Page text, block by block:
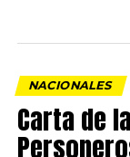
NACIONALES
Carta de